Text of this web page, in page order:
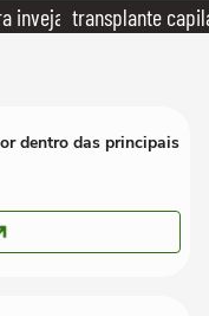
inveja transplante
dentro das principais